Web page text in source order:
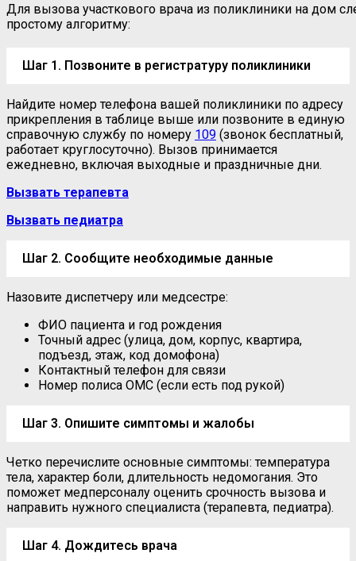
Для вызова участкового врача из поликлиники на дом
простому алгоритму:
Шаг 1. Позвоните в регистратуру поликлиники
Найдите номер телефона вашей поликлиники по адресу
прикрепления в таблице выше или позвоните в единую
справочную службу по номеру 109 (звонок бесплатный,
работает круглосуточно). Вызов принимается
ежедневно, включая выходные и праздничные дни.
Вызвать терапевта
Вызвать педиатра
Шаг 2. Сообщите необходимые данные
Назовите диспетчеру или медсестре:
ФИО пациента и год рождения
Точный адрес (улица, дом, корпус, квартира,
подъезд, этаж, код домофона)
Контактный телефон для связи
Номер полиса ОМС (если есть под рукой)
Шаг 3. Опишите симптомы и жалобы
Четко перечислите основные симптомы: температура
тела, характер боли, длительность недомогания. Это
поможет медперсоналу оценить срочность вызова и
направить нужного специалиста (терапевта, педиатра).
Шаг 4. Дождитесь врача